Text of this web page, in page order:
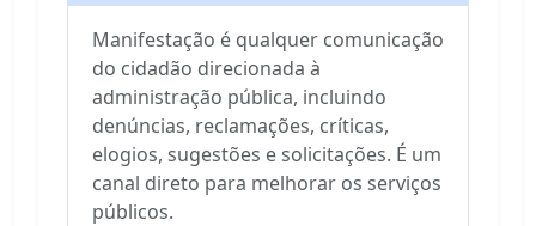
Manifestação é qualquer comunicação
do cidadão direcionada à
administração pública, incluindo
denúncias, reclamações, críticas,
elogios, sugestões e solicitações. É um
canal direto para melhorar os serviços
públicos.